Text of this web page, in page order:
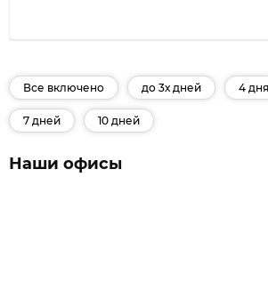
Все включено до 3х дней 4 дня
7 дней 10 дней
Наши офисы